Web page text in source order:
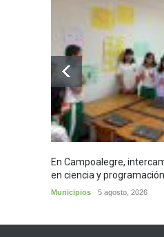
En Campoalegre,
en ciencia y programación
Municipios 5 agosto, 2026